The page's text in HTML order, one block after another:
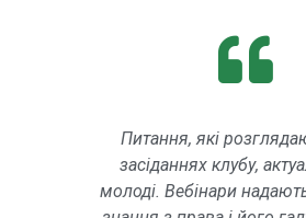
Питання, які
засіданнях клубу,
молоді. Вебінари